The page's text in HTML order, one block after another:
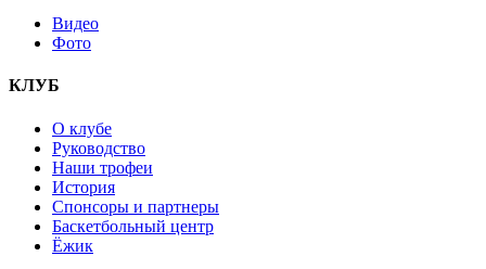
Видео
Фото
КЛУБ
О клубе
Руководство
Наши трофеи
История
Спонсоры и партнеры
Баскетбольный центр
Ёжик